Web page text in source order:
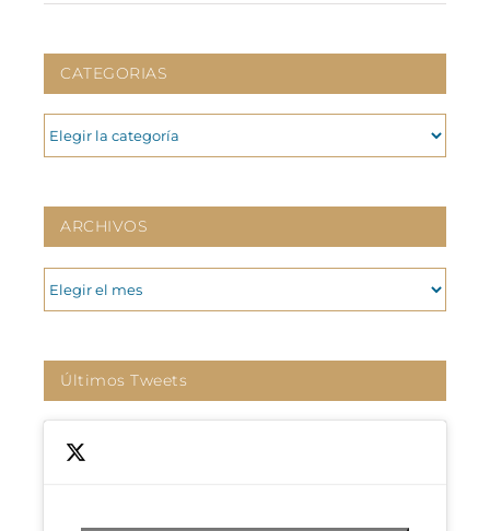
CATEGORIAS
CATEGORIAS
ARCHIVOS
ARCHIVOS
Últimos Tweets